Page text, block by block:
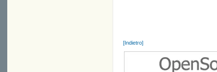
[Indietro]